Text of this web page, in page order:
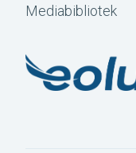
Mediabibliotek